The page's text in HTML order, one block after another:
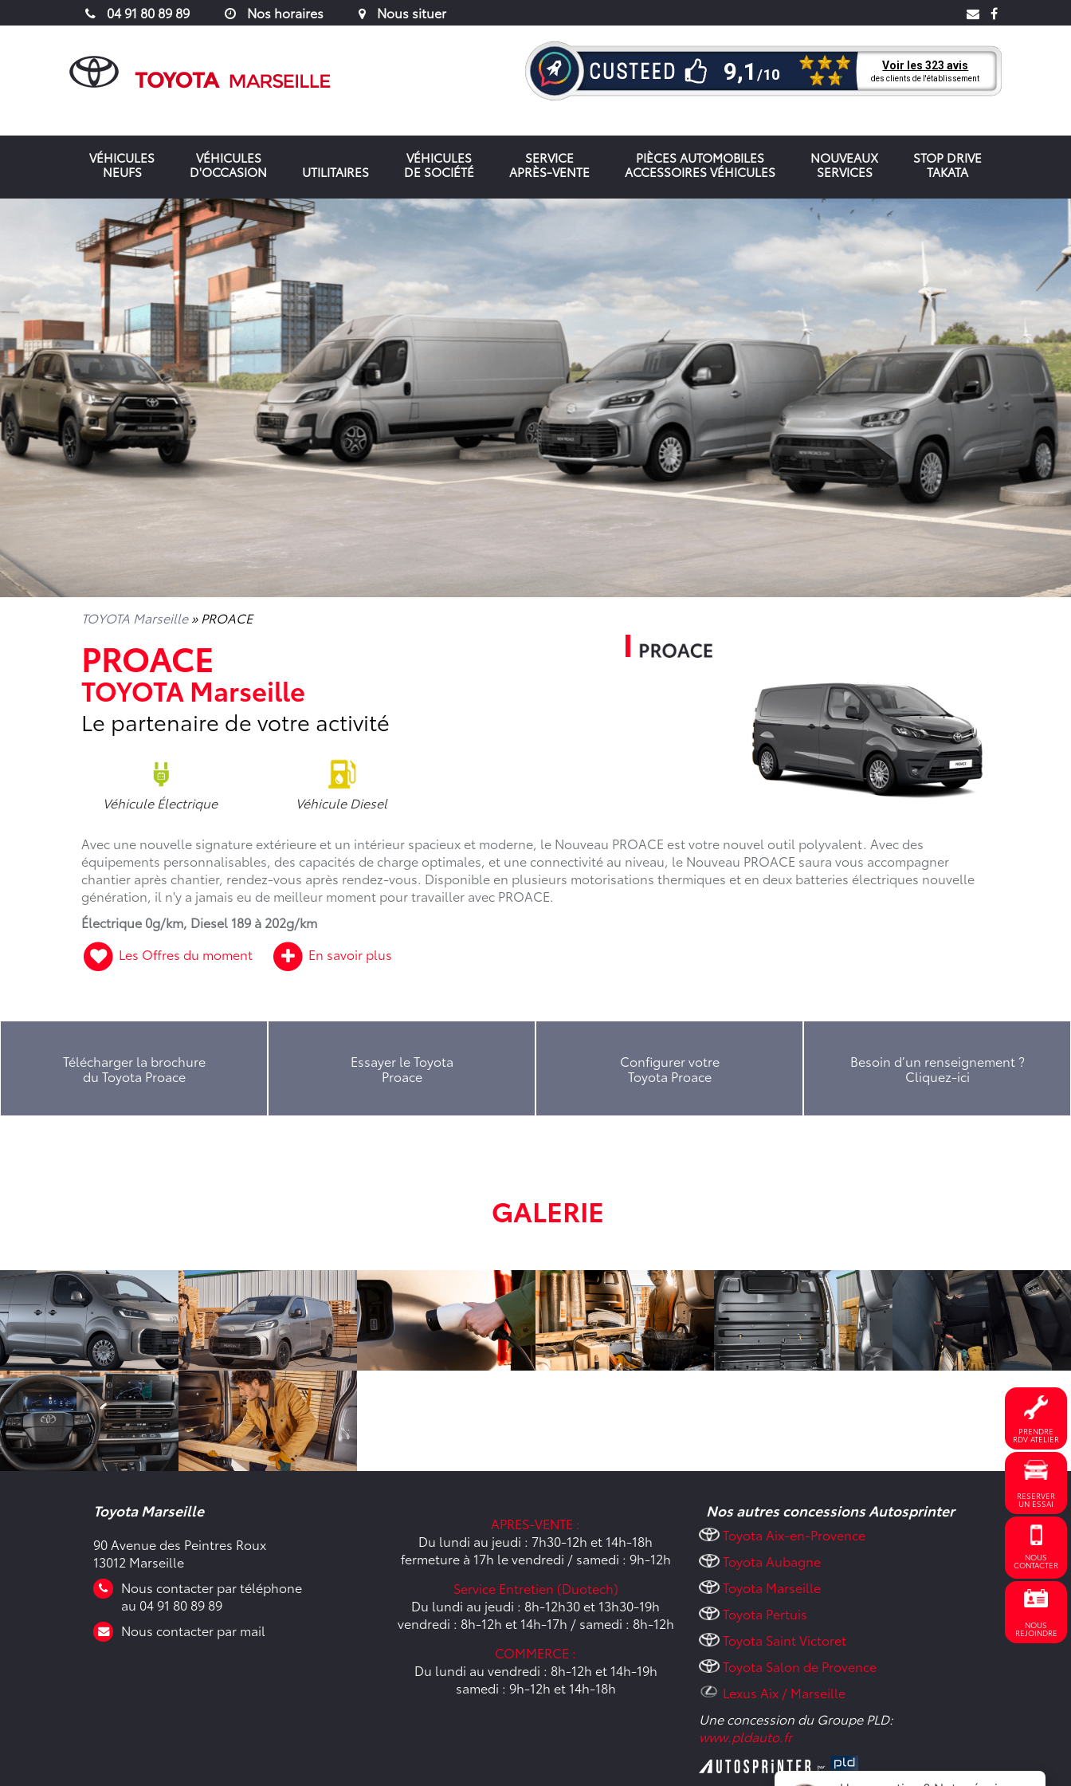
PRENDRE
RDV ATELIER
RESERVER
UN ESSAI
NOUS
CONTACTER
NOUS
REJOINDRE
04 91 80 89 89 Nos horaires Nous situer
VÉHICULES
NEUFS
VÉHICULES
D'OCCASION
UTILITAIRES
VÉHICULES
DE SOCIÉTÉ
SERVICE
APRÈS-VENTE
PIÈCES AUTOMOBILES
ACCESSOIRES VÉHICULES
NOUVEAUX
SERVICES
STOP DRIVE
TAKATA
TOYOTA Marseille» PROACE
PROACE
TOYOTA Marseille
Le partenaire de votre activité
Véhicule Électrique Véhicule Diesel
Avec une nouvelle signature extérieure et un intérieur spacieux et moderne, le Nouveau PROACE est votre nouvel outil polyvalent. Avec des
équipements personnalisables, des capacités de charge optimales, et une connectivité au niveau, le Nouveau PROACE saura vous accompagner
chantier après chantier, rendez-vous après rendez-vous. Disponible en plusieurs motorisations thermiques et en deux batteries électriques nouvelle
génération, il n'y a jamais eu de meilleur moment pour travailler avec PROACE.
Électrique 0g/km, Diesel 189 à 202g/km
Les Offres du moment
En savoir plus
Télécharger la brochure
du Toyota Proace
Essayer le Toyota
Proace
Configurer votre
Toyota Proace
Besoin d’un renseignement ?
Cliquez-ici
GALERIE
Toyota Marseille
90 Avenue des Peintres Roux
13012 Marseille
Nous contacter par téléphone
au 04 91 80 89 89
Nous contacter par mail
APRES-VENTE :
Du lundi au jeudi : 7h30-12h et 14h-18h
fermeture à 17h le vendredi / samedi : 9h-12h
Service Entretien (Duotech)
Du lundi au jeudi : 8h-12h30 et 13h30-19h
vendredi : 8h-12h et 14h-17h / samedi : 8h-12h
COMMERCE :
Du lundi au vendredi : 8h-12h et 14h-19h
samedi : 9h-12h et 14h-18h
Nos autres concessions Autosprinter
Toyota Aix-en-Provence
Toyota Aubagne
Toyota Marseille
Toyota Pertuis
Toyota Saint Victoret
Toyota Salon de Provence
Lexus Aix / Marseille
Une concession du Groupe PLD:
www.pldauto.fr